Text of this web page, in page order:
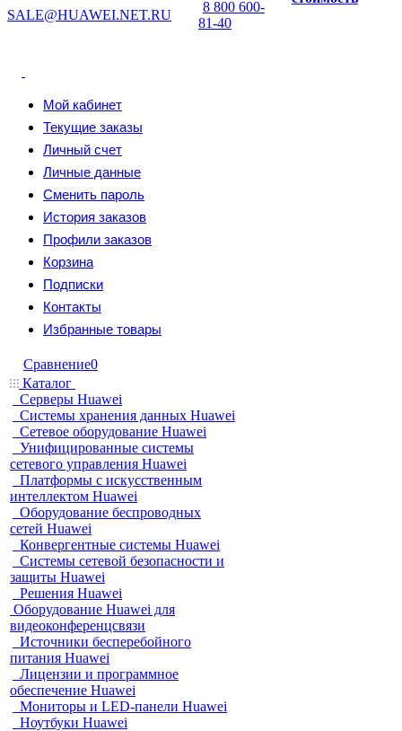
SALE@HUAWEI.NET.RU
8 800 600-
81-40
Мой кабинет
Текущие заказы
Личный счет
Личные данные
Сменить пароль
История заказов
Профили заказов
Корзина
Подписки
Контакты
Избранные товары
Сравнение0
Каталог
Серверы Huawei
Системы хранения данных Huawei
Сетевое оборудование Huawei
Унифицированные системы
сетевого управления Huawei
Платформы с искусственным
интеллектом Huawei
Оборудование беспроводных
сетей Huawei
Конвергентные системы Huawei
Системы сетевой безопасности и
защиты Huawei
Решения Huawei
Оборудование Huawei для
видеоконференцсвязи
Источники бесперебойного
питания Huawei
Лицензии и программное
обеспечение Huawei
Мониторы и LED-панели Huawei
Ноутбуки Huawei